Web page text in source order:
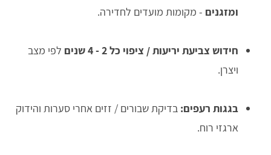
ומזגנים - מקומות מועדים לחדירה.
חידוש צביעת יריעות / ציפוי כל 2 - 4 שנים
לפי מצב
ויצרן.
בגגות רעפים: בדיקת שבורים / זזים אחרי סערות והידוק
ארגזי רוח.